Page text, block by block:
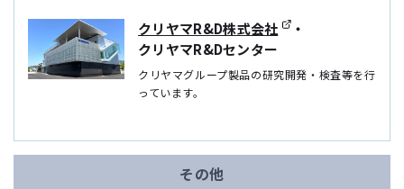
クリヤマR&D株式会社
・
クリヤマR&Dセンター
クリヤマグループ製品の研究開発・検査等を⾏
っています。
その他